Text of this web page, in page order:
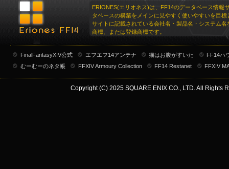
ERIONES(エリオネス)は、FF14のデータベース情報
タベースの構築をメインに見やすく使いやすいを目標
サイトに記載されている会社名・製品名・システム名
商標、または登録商標です。
FinalFantasyXIV公式 エフエフ14アンテナ 猫はお腹がすいた
FF14ハ
むーむーのネタ帳
FFXIV Armoury Collection FF14 Restanet FFXIV
Copyright (C) 2025 SQUARE ENIX CO., LTD. All Rights